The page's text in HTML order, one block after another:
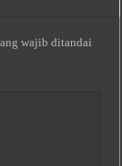
wajib ditandai